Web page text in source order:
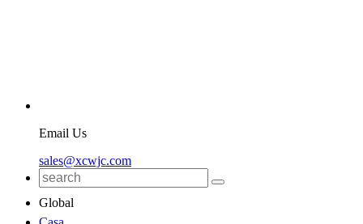
Email Us
sales@xcwjc.com
Global